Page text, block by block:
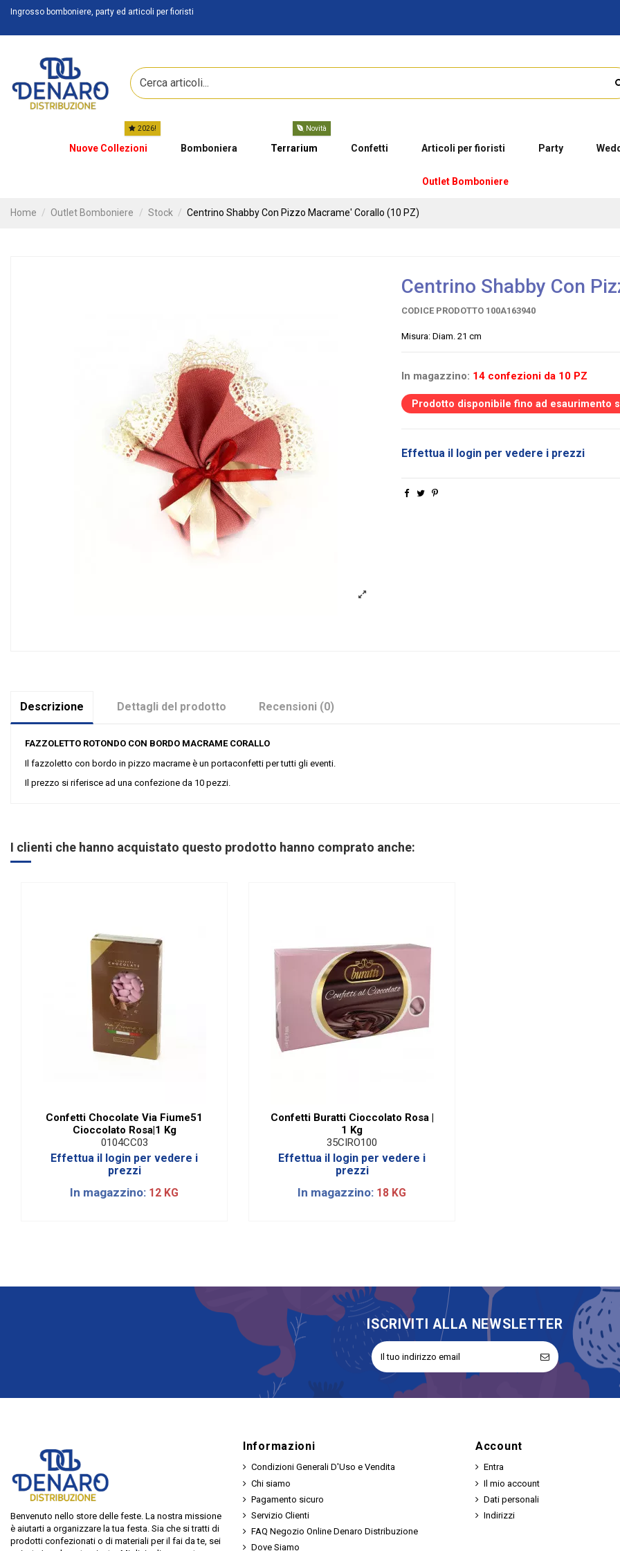
Ingrosso bomboniere, party ed articoli per fioristi
Nuove Collezioni
2026!
Bomboniera Terrarium
Novità
Confetti Articoli per fioristi Party
Outlet Bomboniere
Home Outlet Bomboniere Stock Centrino Shabby Con Pizzo Macrame' Corallo (10 PZ)
Centrino Shabby Con
CODICE PRODOTTO 100A163940
Misura: Diam. 21 cm
In magazzino: 14 confezioni da 10 PZ
Prodotto disponibile fino ad esaurimento
Effettua il login per vedere i prezzi
Descrizione Dettagli del prodotto Recensioni (0)
FAZZOLETTO ROTONDO CON BORDO MACRAME CORALLO
Il fazzoletto con bordo in pizzo macrame è un portaconfetti per tutti gli eventi.
Il prezzo si riferisce ad una confezione da 10 pezzi.
Riordinabile
I clienti che hanno acquistato questo prodotto hanno comprato anche:
Confetti Chocolate Via Fiume51
Cioccolato Rosa|1 Kg
0104CC03
Effettua il login per vedere i
prezzi
In magazzino: 12 KG
Confetti Buratti Cioccolato Rosa |
1 Kg
35CIRO100
Effettua il login per vedere i
prezzi
In magazzino: 18 KG
ISCRIVITI ALLA NEWSLETTER
Benvenuto nello store delle feste. La nostra missione
è aiutarti a organizzare la tua festa. Sia che si tratti di
prodotti confezionati o di materiali per il fai da te, sei
Informazioni
Condizioni Generali D'Uso e Vendita
Chi siamo
Pagamento sicuro
Servizio Clienti
FAQ Negozio Online Denaro Distribuzione
Dove Siamo
Account
Entra
Il mio account
Dati personali
Indirizzi